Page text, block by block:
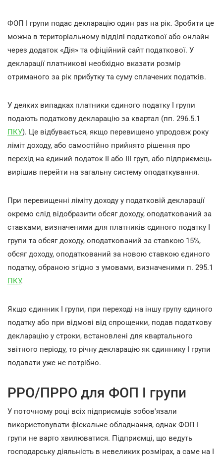
ФОП І групи подає декларацію один раз на рік. Зробити це
можна в територіальному відділі податкової або онлайн
через додаток «Дія» та офіційний сайт податкової. У
декларації платникові необхідно вказати розмір
отриманого за рік прибутку та суму сплачених податків.
У деяких випадках платники єдиного податку І групи
подають податкову декларацію за квартал (пп. 296.5.1
ПКУ). Це відбувається, якщо перевищено упродовж року
ліміт доходу, або самостійно прийнято рішення про
перехід на єдиний податок ІІ або ІІІ груп, або підприємець
вирішив перейти на загальну систему оподаткування.
При перевищенні ліміту доходу у податковій декларації
окремо слід відобразити обсяг доходу, оподаткований за
ставками, визначеними для платників єдиного податку І
групи та обсяг доходу, оподаткований за ставкою 15%,
обсяг доходу, оподаткований за новою ставкою єдиного
податку, обраною згідно з умовами, визначеними п. 295.1
ПКУ.
Якщо єдинник І групи, при переході на іншу групу єдиного
податку або при відмові від спрощенки, подав податкову
декларацію у строки, встановлені для квартального
звітного періоду, то річну декларацію як єдиннику І групи
подавати уже не потрібно.
РРО/ПРРО для ФОП І групи
У поточному році всіх підприємців зобов'язали
використовувати фіскальне обладнання, однак ФОП І
групи не варто хвилюватися. Підприємці, що ведуть
господарську діяльність в невеликих розмірах, а саме на І